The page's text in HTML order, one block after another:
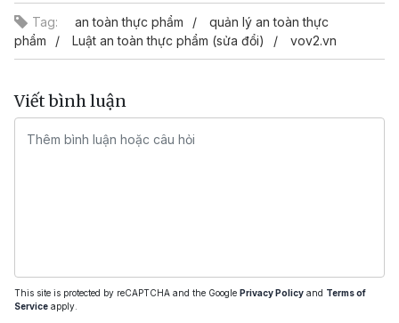
Tag: an toàn thực phẩm
quản lý an toàn thực
phẩm
Luật an toàn thực phẩm (sửa đổi) vov2.vn
Viết bình luận
This site is protected by reCAPTCHA and the Google Privacy Policy and Terms of
Service apply.